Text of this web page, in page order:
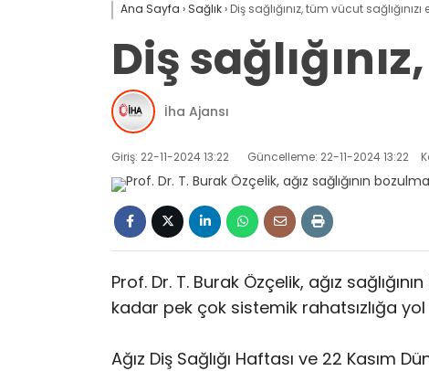
Ana Sayfa › Sağlık› Diş sağlığınız, tüm vücut sağlığınızı
Diş
İha Ajansı
Giriş: 22-11-2024 13:22 Güncelleme: 22-11-2024 13:22
Prof. Dr. T. Burak Özçelik, ağız
kadar pek çok sistemik rahatsızlığa
Ağız Diş Sağlığı Haftası ve 22 Kasım